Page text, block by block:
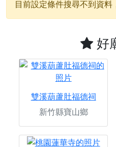
目前設定條件搜尋不到資料
好
雙溪葫蘆肚福德祠
新竹縣寶山鄉